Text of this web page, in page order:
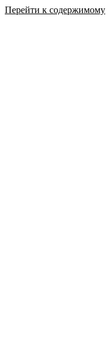
Перейти к содержимому